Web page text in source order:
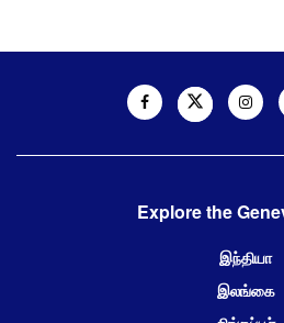
Explore the
இந்தியா
இலங்கை